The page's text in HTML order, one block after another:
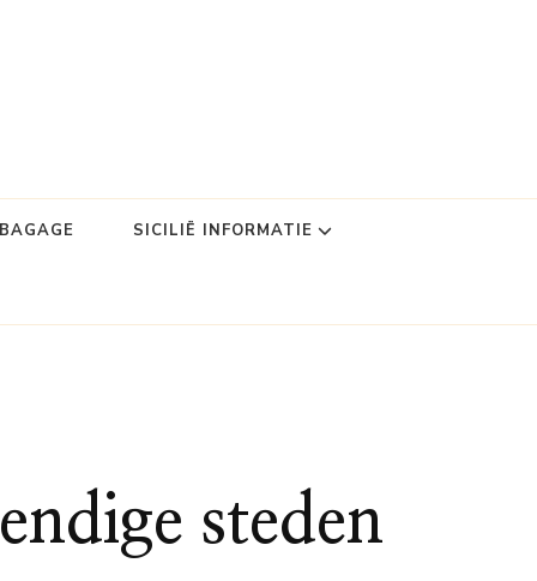
SICILIË INFORMATIE
steden